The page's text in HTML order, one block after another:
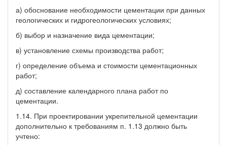
а) обоснование необходимости цементации при данных
геологических и гидрогеологических условиях;
б) выбор и назначение вида цементации;
в) установление схемы производства работ;
г) определение объема и стоимости цементационных
работ;
д) составление календарного плана работ по
цементации.
1.14. При проектировании укрепительной цементации
дополнительно к требованиям п. 1.13 должно быть
учтено: